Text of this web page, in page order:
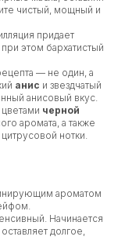
чистый, мощный и
придает
этом бархатистый
— не один, а
анис и звездчатый
анисовый вкус.
черной
аромата, а также
нотки.
ароматом
Начинается
долгое,